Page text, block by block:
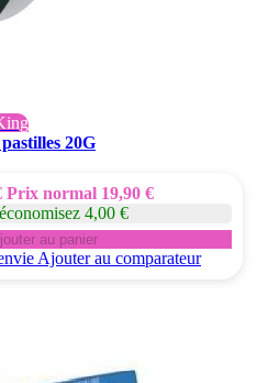
20G
Prix normal 19,90 €
4,00 €
au panier
Ajouter au comparateur